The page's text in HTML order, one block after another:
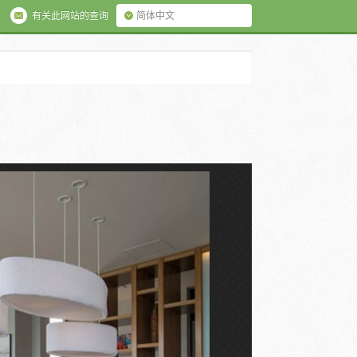
简体中文
有关此网站的查询